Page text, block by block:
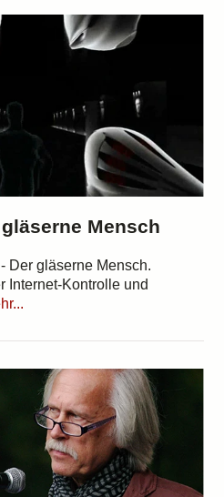
Mensch
Der gläserne Mensch.
Internet-Kontrolle und